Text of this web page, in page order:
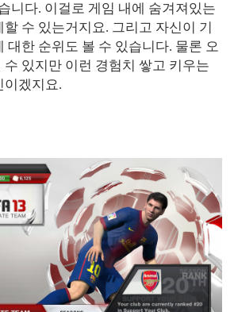
니다. 이걸로 게임 내에 숨겨져있는
수 있는거지요. 그리고 자신이 기
대한 순위도 볼 수 있습니다. 물론 오
수 있지만 이런 경험치 쌓고 키우는
이겠지요.